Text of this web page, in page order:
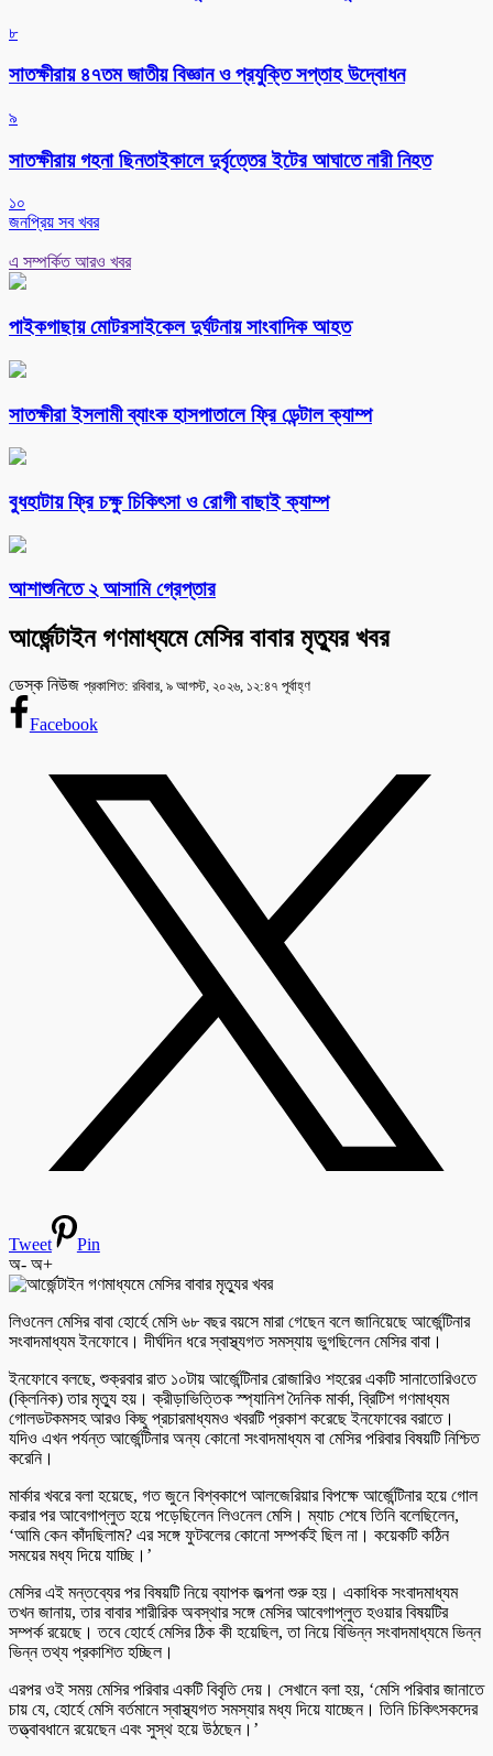
৮
সাতক্ষীরায় ৪৭তম জাতীয় বিজ্ঞান ও প্রযুক্তি সপ্তাহ উদ্বোধন
৯
সাতক্ষীরায় গহনা ছিনতাইকালে দুর্বৃত্তের ইটের আঘাতে নারী নিহত
১০
জনপ্রিয় সব খবর
এ সম্পর্কিত আরও খবর
পাইকগাছায় মোটরসাইকেল দুর্ঘটনায় সাংবাদিক আহত
সাতক্ষীরা ইসলামী ব্যাংক হাসপাতালে ফ্রি ডেন্টাল ক্যাম্প
বুধহাটায় ফ্রি চক্ষু চিকিৎসা ও রোগী বাছাই ক্যাম্প
আশাশুনিতে ২ আসামি গ্রেপ্তার
আর্জেন্টাইন গণমাধ্যমে মেসির বাবার মৃত্যুর খবর
ডেস্ক নিউজ প্রকাশিত: রবিবার, ৯ আগস্ট, ২০২৬, ১২:৪৭ পূর্বাহ্ণ
Facebook
Tweet
Pin
অ- অ+
লিওনেল মেসির বাবা হোর্হে মেসি ৬৮ বছর বয়সে মারা গেছেন বলে জানিয়েছে আর্জেন্টিনার
সংবাদমাধ্যম ইনফোবে। দীর্ঘদিন ধরে স্বাস্থ্যগত সমস্যায় ভুগছিলেন মেসির বাবা।
ইনফোবে বলছে, শুক্রবার রাত ১০টায় আর্জেন্টিনার রোজারিও শহরের একটি সানাতোরিওতে
(ক্লিনিক) তার মৃত্যু হয়। ক্রীড়াভিত্তিক স্প্যানিশ দৈনিক মার্কা, ব্রিটিশ গণমাধ্যম
গোলডটকমসহ আরও কিছু প্রচারমাধ্যমও খবরটি প্রকাশ করেছে ইনফোবের বরাতে।
যদিও এখন পর্যন্ত আর্জেন্টিনার অন্য কোনো সংবাদমাধ্যম বা মেসির পরিবার বিষয়টি নিশ্চিত
করেনি।
মার্কার খবরে বলা হয়েছে, গত জুনে বিশ্বকাপে আলজেরিয়ার বিপক্ষে আর্জেন্টিনার হয়ে গোল
করার পর আবেগাপ্লুত হয়ে পড়েছিলেন লিওনেল মেসি। ম্যাচ শেষে তিনি বলেছিলেন,
‘আমি কেন কাঁদছিলাম? এর সঙ্গে ফুটবলের কোনো সম্পর্কই ছিল না। কয়েকটি কঠিন
সময়ের মধ্য দিয়ে যাচ্ছি।’
মেসির এই মন্তব্যের পর বিষয়টি নিয়ে ব্যাপক জল্পনা শুরু হয়। একাধিক সংবাদমাধ্যম
তখন জানায়, তার বাবার শারীরিক অবস্থার সঙ্গে মেসির আবেগাপ্লুত হওয়ার বিষয়টির
সম্পর্ক রয়েছে। তবে হোর্হে মেসির ঠিক কী হয়েছিল, তা নিয়ে বিভিন্ন সংবাদমাধ্যমে ভিন্ন
ভিন্ন তথ্য প্রকাশিত হচ্ছিল।
এরপর ওই সময় মেসির পরিবার একটি বিবৃতি দেয়। সেখানে বলা হয়, ‘মেসি পরিবার জানাতে
চায় যে, হোর্হে মেসি বর্তমানে স্বাস্থ্যগত সমস্যার মধ্য দিয়ে যাচ্ছেন। তিনি চিকিৎসকদের
তত্ত্বাবধানে রয়েছেন এবং সুস্থ হয়ে উঠছেন।’